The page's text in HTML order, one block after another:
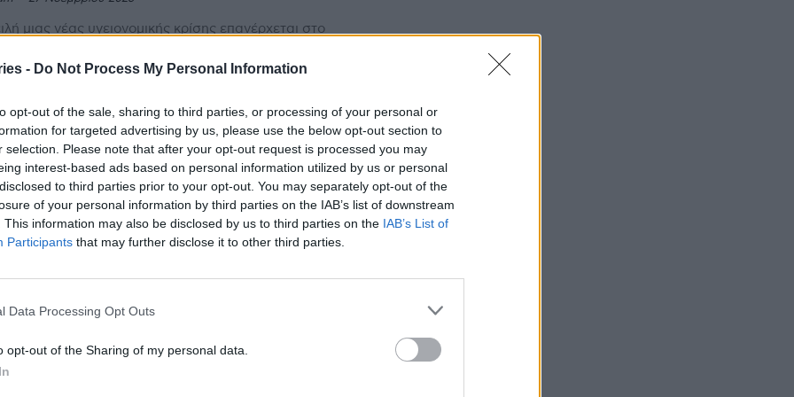
- Do Not Process My Personal Information
opt-out of the sale, sharing to third parties, or processing of your personal or
for targeted advertising by us, please use the below opt-out section to
selection. Please note that after your opt-out request is processed you may
interest-based ads based on personal information utilized by us or personal
to third parties prior to your opt-out. You may separately opt-out of the
of your personal information by third parties on the IAB’s list of downstream
This information may also be disclosed by us to third parties on the IAB’s List of
Participants that may further disclose it to other third parties.
Data Processing Opt Outs
opt-out of the Sharing of my personal data.
μιας νέας υγειονομικής κρίσης επανέρχεται στο
του κινδύνου για τη γρίπη των...
20.000 κενά στο ΕΣΥ – Κλείνουν
σιγά οι ΜΕΘ της πανδημίας, λόγω
προσωπικού
- 1 Σεπτεμβρίου 2025
από 20.000 θέσεις στο ΕΣΥ είναι κενές, με τα δημόσια
να αντιμετωπίζουν σοβαρά προβλήματα και τις
Εντατικής Θεραπείας να κλείνουν σιγά...
μετά την πανδημία
στα ποσοστά παιδικού εμβολιασμού παγκοσμίως
μετά την πανδημία και οι επιστήμονες